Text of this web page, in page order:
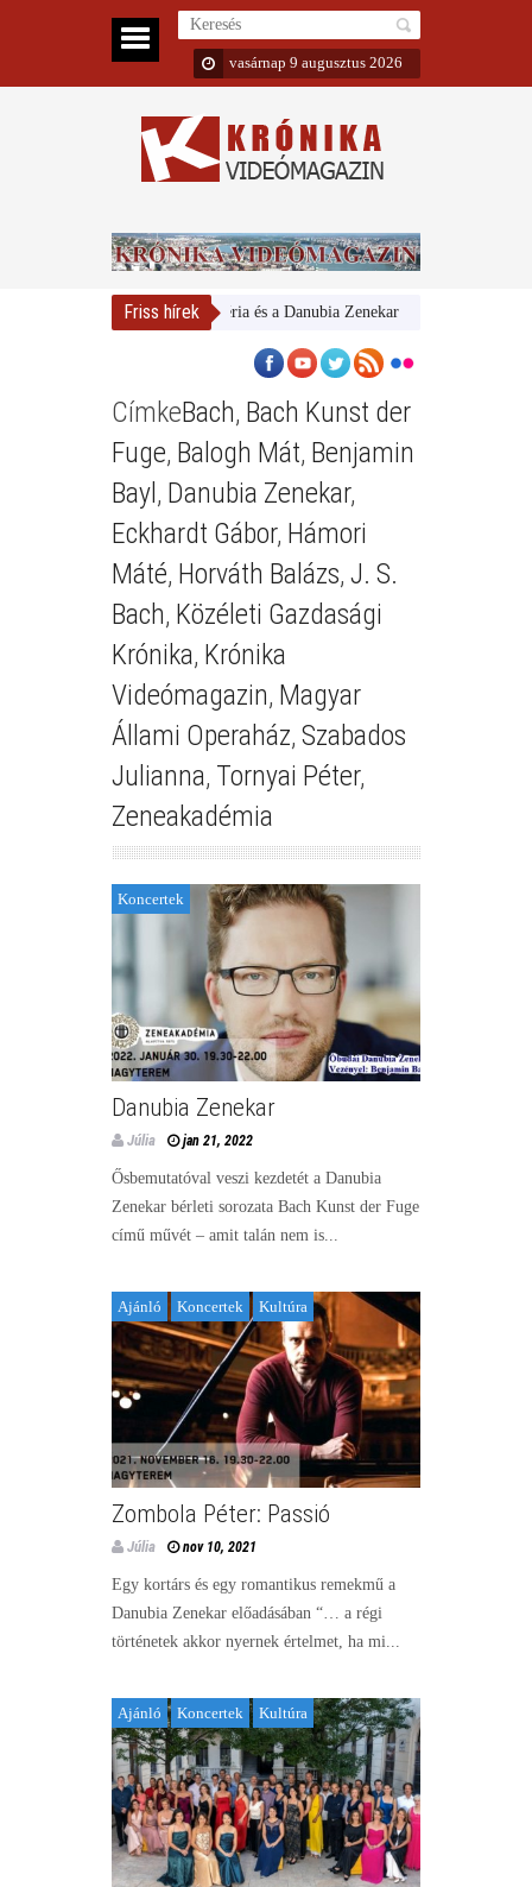
vasárnap 9 augusztus 2026
Friss hírek
Magyar Nemzeti Galéria és a Danubia Zenekar Bemutatta 2024/
CímkeBach, Bach Kunst der
Fuge, Balogh Mát, Benjamin
Bayl , Danubia Zenekar,
Eckhardt Gábor, Hámori
Máté, Horváth Balázs, J. S.
Bach, Közéleti Gazdasági
Krónika, Krónika
Videómagazin, Magyar
Állami Operaház, Szabados
Julianna, Tornyai Péter,
Zeneakadémia
Koncertek
Danubia Zenekar
Júlia jan 21, 2022
Ősbemutatóval veszi kezdetét a Danubia
Zenekar bérleti sorozata Bach Kunst der Fuge
című művét – amit talán nem is...
Ajánló Koncertek Kultúra
Zombola Péter: Passió
Júlia nov 10, 2021
Egy kortárs és egy romantikus remekmű a
Danubia Zenekar előadásában “… a régi
történetek akkor nyernek értelmet, ha mi...
Ajánló Koncertek Kultúra